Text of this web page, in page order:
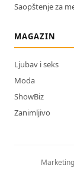
Saopštenje za
MAGAZIN
Ljubav i seks
Moda
ShowBiz
Zanimljivo